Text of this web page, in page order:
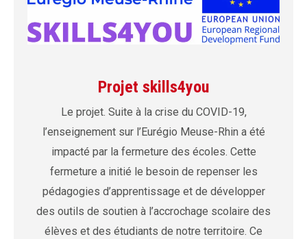
Projet skills4you
Le projet. Suite à la crise du COVID-19,
l’enseignement sur l’Eurégio Meuse-Rhin a été
impacté par la fermeture des écoles. Cette
fermeture a initié le besoin de repenser les
pédagogies d’apprentissage et de développer
des outils de soutien à l’accrochage scolaire des
élèves et des étudiants de notre territoire. Ce